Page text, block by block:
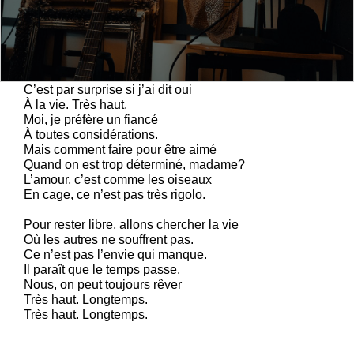
C’est par surprise si j’ai dit oui
À la vie. Très haut.
Moi, je préfère un fiancé
À toutes considérations.
Mais comment faire pour être aimé
Quand on est trop déterminé, madame?
L’amour, c’est comme les oiseaux
En cage, ce n’est pas très rigolo.
Pour rester libre, allons chercher la vie
Où les autres ne souffrent pas.
Ce n’est pas l’envie qui manque.
Il paraît que le temps passe.
Nous, on peut toujours rêver
Très haut. Longtemps.
Très haut. Longtemps.